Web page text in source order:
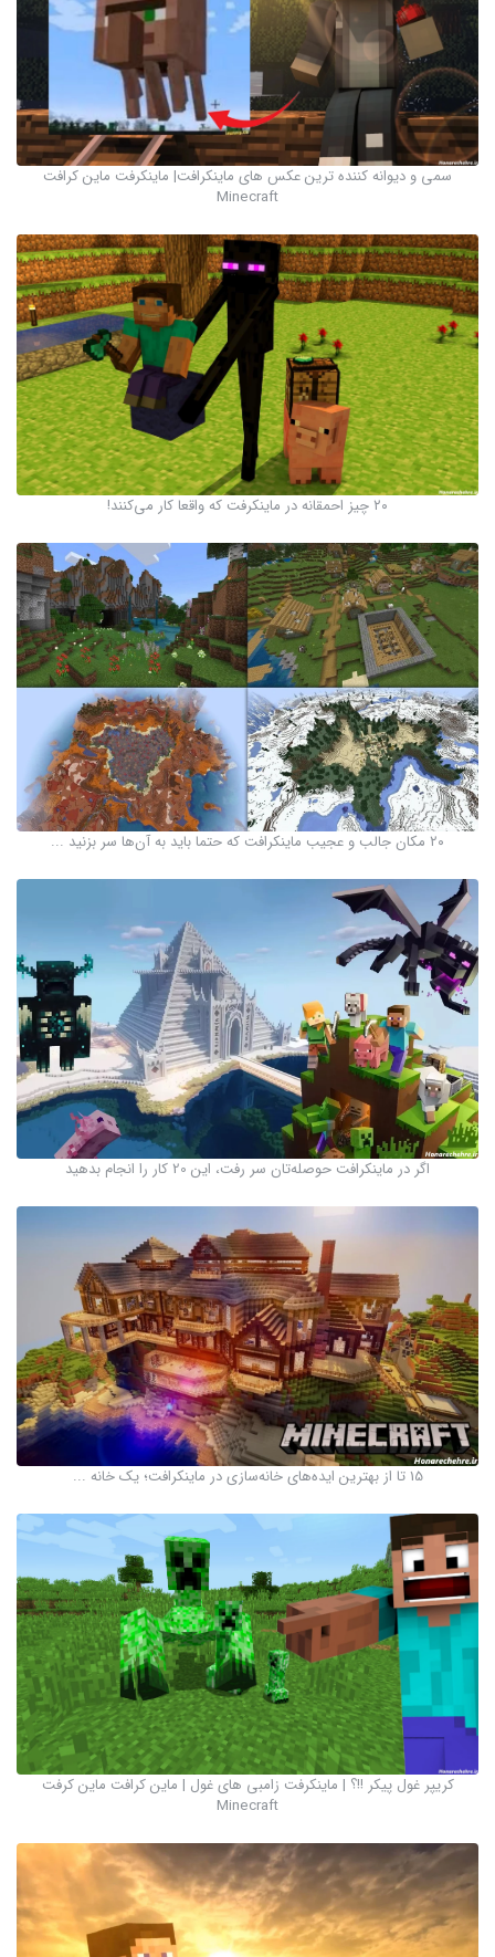
سمی و دیوانه کننده ترین عکس های ماینکرافت| ماینکرفت ماین کرافت
Minecraft
۲۰ چیز احمقانه در ماینکرفت که واقعا کار می‌کنند!
۲۰ مکان جالب و عجیب ماینکرافت که حتما باید به آن‌ها سر بزنید ...
اگر در ماینکرافت حوصله‌تان سر رفت، این 20 کار را انجام بدهید
15 تا از بهترین ایده‌های خانه‌سازی در ماینکرافت؛ یک خانه ...
کریپر غول پیکر !!؟ | ماینکرفت زامبی های غول | ماین کرافت ماین کرفت
Minecraft